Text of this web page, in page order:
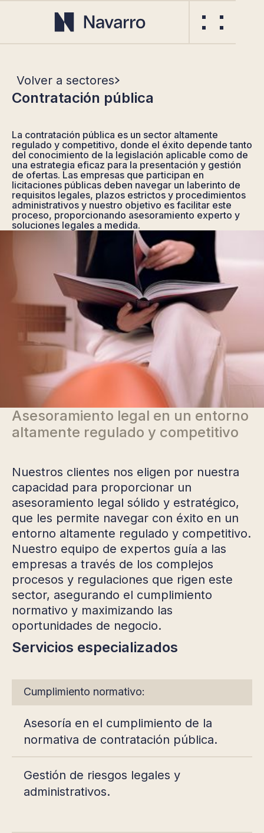
Volver a sectores
Contratación pública
La contratación pública es un sector altamente
regulado y competitivo, donde el éxito depende tanto
del conocimiento de la legislación aplicable como de
una estrategia eficaz para la presentación y gestión
de ofertas. Las empresas que participan en
licitaciones públicas deben navegar un laberinto de
requisitos legales, plazos estrictos y procedimientos
administrativos y nuestro objetivo es facilitar este
proceso, proporcionando asesoramiento experto y
soluciones legales a medida.
Asesoramiento legal en un entorno
altamente regulado y competitivo
Nuestros clientes nos eligen por nuestra
capacidad para proporcionar un
asesoramiento legal sólido y estratégico,
que les permite navegar con éxito en un
entorno altamente regulado y competitivo.
Nuestro equipo de expertos guía a las
empresas a través de los complejos
procesos y regulaciones que rigen este
sector, asegurando el cumplimiento
normativo y maximizando las
oportunidades de negocio.
Servicios especializados
Cumplimiento normativo:
Asesoría en el cumplimiento de la
normativa de contratación pública.
Gestión de riesgos legales y
administrativos.